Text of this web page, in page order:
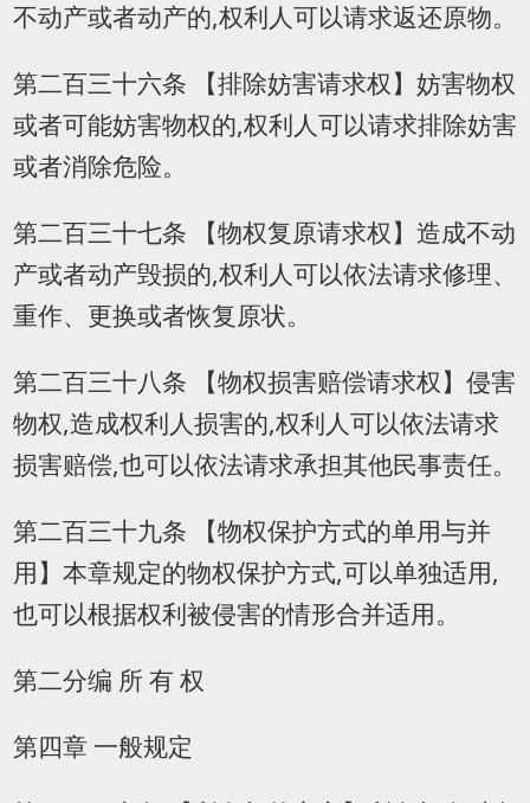
不动产或者动产的,权利人可以请求返还原物。
第二百三十六条 【排除妨害请求权】妨害物权
或者可能妨害物权的,权利人可以请求排除妨害
或者消除危险。
第二百三十七条 【物权复原请求权】造成不动
产或者动产毁损的,权利人可以依法请求修理、
重作、更换或者恢复原状。
第二百三十八条 【物权损害赔偿请求权】侵害
物权,造成权利人损害的,权利人可以依法请求
损害赔偿,也可以依法请求承担其他民事责任。
第二百三十九条 【物权保护方式的单用与并
用】本章规定的物权保护方式,可以单独适用,
也可以根据权利被侵害的情形合并适用。
第二分编 所 有 权
第四章 一般规定